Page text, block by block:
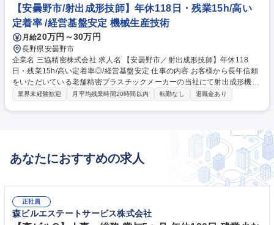
い方やマネジメント経験がない方でも金型の知見を重視するため是非挑戦
ください！ 募集職種 【安曇野市／プラスチック金型製造/課長職】/高い定
着率/土日休・年休118日
【安曇野市/射出成形技師】年休118日・残業15h/高い
定着率 /経営基盤安定 機械生産技術
月給20万円～30万円
長野県安曇野市
企業名 三協精密株式会社 求人名 【安曇野市／射出成形技師】年休118
日・残業15h/高い定着率◎/経営基盤安定 仕事の内容 お客様から長年信頼
をいただいている老舗精密プラスチックメーカーの当社にて射出成形機の
生産オペレーターをお任せします。クリーンルーム内の作業であり、基本
確認を行います。 社員間で業務分担を行っていることから、働きやすい環
業15h/高い定着率◎/経営基盤安定
業界未経験歓迎 月平均残業時間20時間以内 転勤なし 退職金あり
あなたにおすすめの求人
正社員
森ビルエステートサービス株式会社